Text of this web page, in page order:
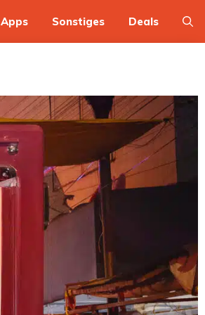
Apps Sonstiges Deals